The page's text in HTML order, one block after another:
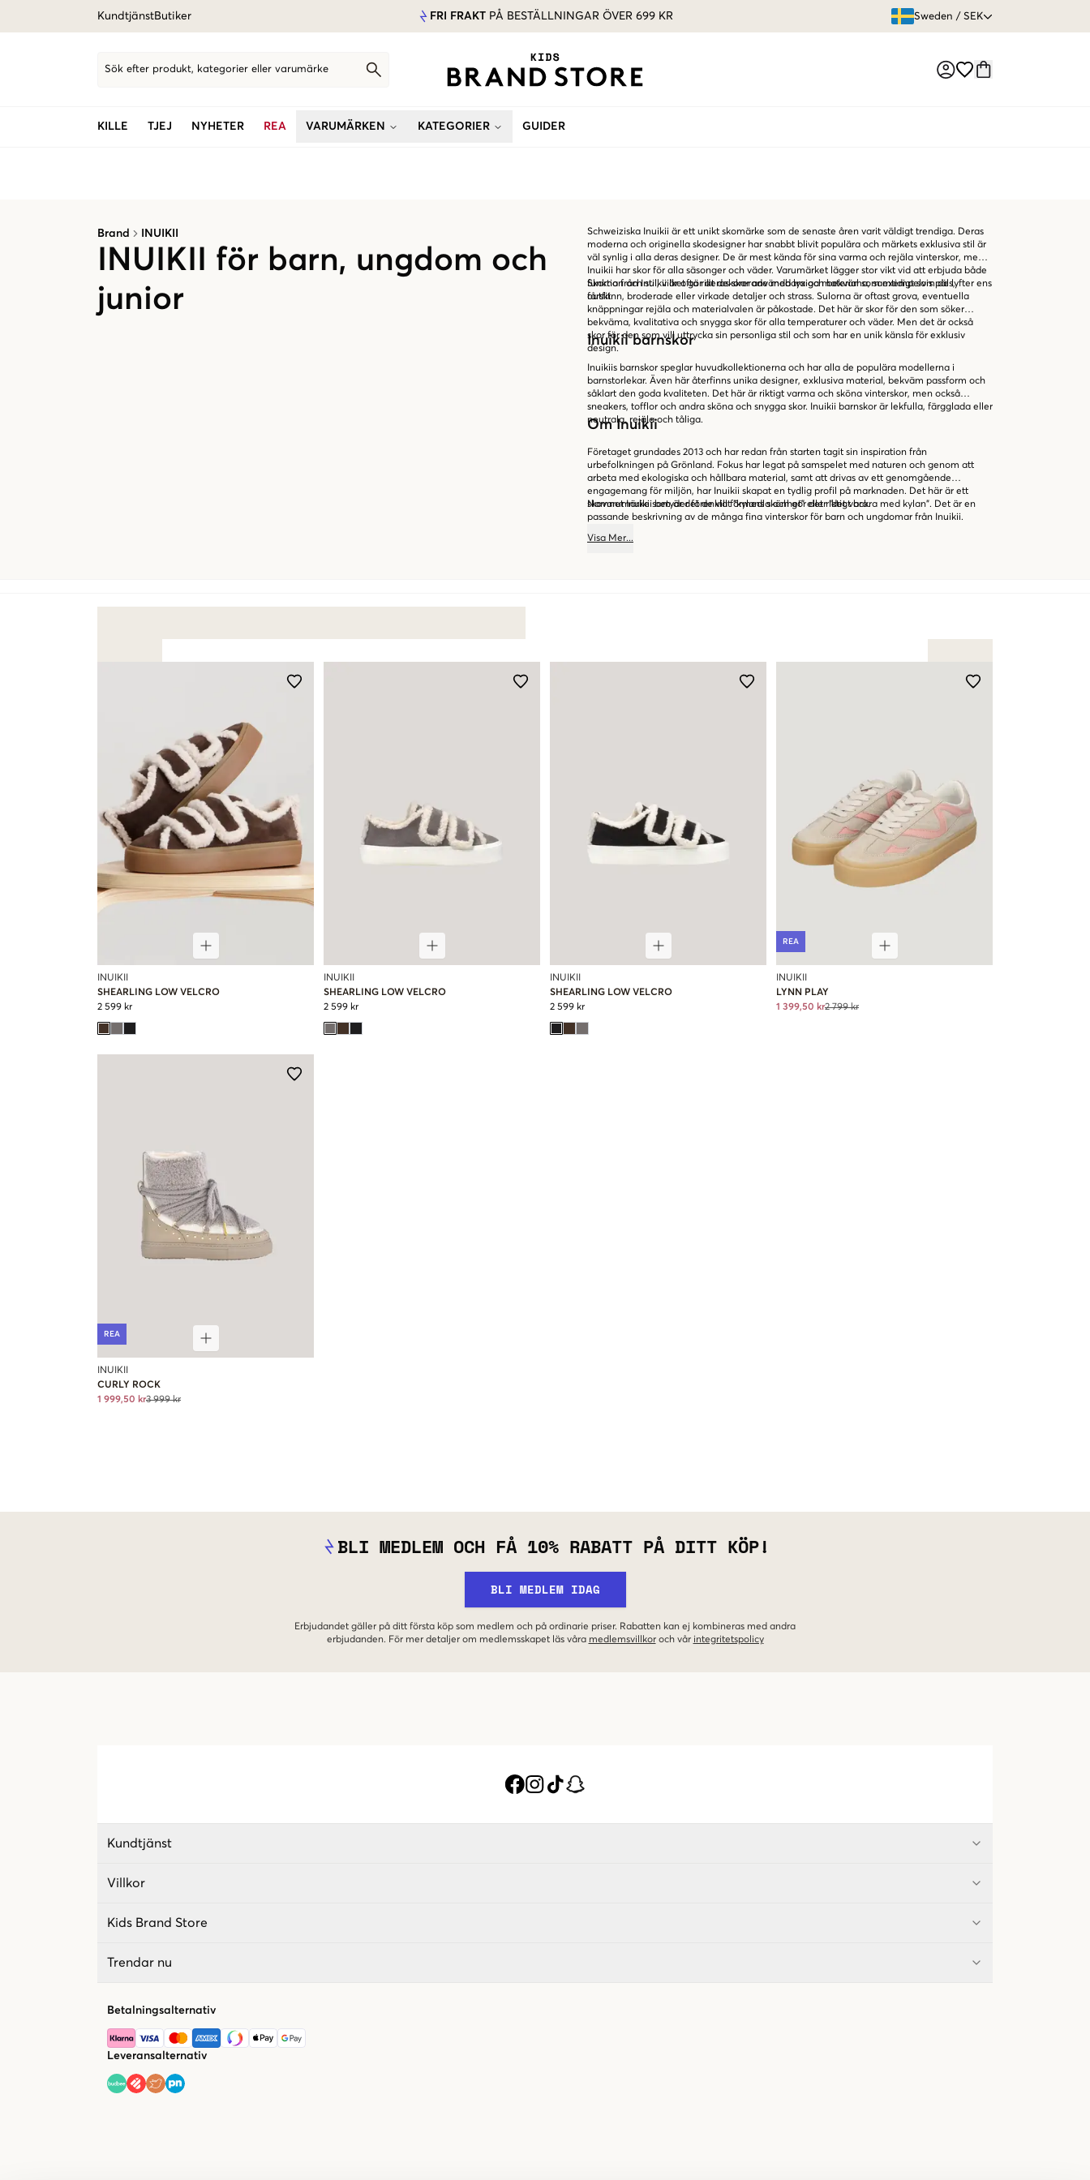
KundtjänstButiker FRI FRAKT PÅ BESTÄLLNINGAR ÖVER 699 KR Sweden / SEK
Sök efter produkt, kategorier eller varumärke
KILLE TJEJ NYHETER REA VARUMÄRKEN KATEGORIER GUIDER
Brand INUIKII
INUIKII för barn, ungdom och
junior
Schweiziska Inuikii är ett unikt skomärke som de senaste åren varit väldigt trendiga. Deras
moderna och originella skodesigner har snabbt blivit populära och märkets exklusiva stil är
väl synlig i alla deras designer. De är mest kända för sina varma och rejäla vinterskor, men
Inuikii har skor för alla säsonger och väder. Varumärket lägger stor vikt vid att erbjuda både
funktion och stil, vilket gör deras skor användbara och bekväma, samtidigt som de lyfter ens
outfit.
Skorna från Inuikii är ofta rikt dekorerade med lyxiga material som exempelvis päls,
fårskinn, broderade eller virkade detaljer och strass. Sulorna är oftast grova, eventuella
knäppningar rejäla och materialvalen är påkostade. Det här är skor för den som söker
bekväma, kvalitativa och snygga skor för alla temperaturer och väder. Men det är också
skor för den som vill uttrycka sin personliga stil och som har en unik känsla för exklusiv
design.
Inuikii barnskor
Inuikiis barnskor speglar huvudkollektionerna och har alla de populära modellerna i
barnstorlekar. Även här återfinns unika designer, exklusiva material, bekväm passform och
såklart den goda kvaliteten. Det här är riktigt varma och sköna vinterskor, men också
sneakers, tofflor och andra sköna och snygga skor. Inuikii barnskor är lekfulla, färgglada eller
neutrala, rejäla och tåliga.
Om Inuikii
Företaget grundades 2013 och har redan från starten tagit sin inspiration från
urbefolkningen på Grönland. Fokus har legat på samspelet med naturen och genom att
arbeta med ekologiska och hållbara material, samt att drivas av ett genomgående
engagemang för miljön, har Inuikii skapat en tydlig profil på marknaden. Det här är ett
skovarumärke som är det de vill förmedla och gör det riktigt bra.
Namnet Inuikii betyder förenklat “kylans skönhet” eller “det vackra med kylan”. Det är en
passande beskrivning av de många fina vinterskor för barn och ungdomar från Inuikii.
Visa Mer...
INUIKII
SHEARLING LOW VELCRO
2 599 kr
INUIKII
SHEARLING LOW VELCRO
2 599 kr
INUIKII
SHEARLING LOW VELCRO
2 599 kr
REA
INUIKII
LYNN PLAY
1 399,50 kr2 799 kr
REA
INUIKII
CURLY ROCK
1 999,50 kr3 999 kr
BLI MEDLEM OCH FÅ 10% RABATT PÅ DITT KÖP!
BLI MEDLEM IDAG
Erbjudandet gäller på ditt första köp som medlem och på ordinarie priser. Rabatten kan ej kombineras med andra
erbjudanden. För mer detaljer om medlemsskapet läs våra medlemsvillkor och vår integritetspolicy
Kundtjänst
Villkor
Kids Brand Store
Trendar nu
Betalningsalternativ
Leveransalternativ